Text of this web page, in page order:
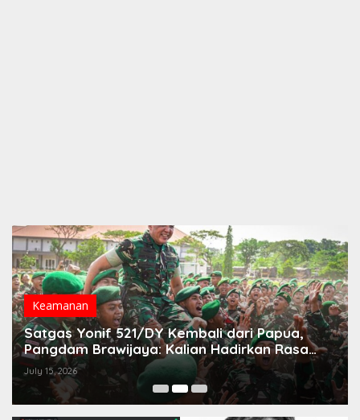
Keamanan
Satgas Yonif 521/DY Kembali dari Papua,
Pangdam Brawijaya: Kalian Hadirkan Rasa
Aman
July 15, 2026